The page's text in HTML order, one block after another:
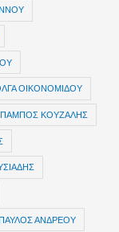
ΟΙΚΟΝΟΜΙΔΟΥ
ΠΑΜΠΟΣ ΚΟΥΖΑΛΗΣ
ΠΑΥΛΟΣ ΑΝΔΡΕΟΥ